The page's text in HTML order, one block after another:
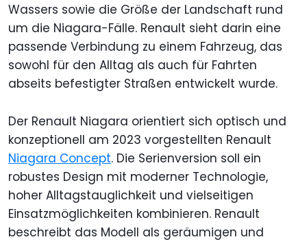
Wassers sowie die Größe der Landschaft rund
um die Niagara-Fälle. Renault sieht darin eine
passende Verbindung zu einem Fahrzeug, das
sowohl für den Alltag als auch für Fahrten
abseits befestigter Straßen entwickelt wurde.
Der Renault Niagara orientiert sich optisch und
konzeptionell am 2023 vorgestellten Renault
Niagara Concept. Die Serienversion soll ein
robustes Design mit moderner Technologie,
hoher Alltagstauglichkeit und vielseitigen
Einsatzmöglichkeiten kombinieren. Renault
beschreibt das Modell als geräumigen und